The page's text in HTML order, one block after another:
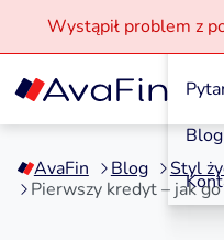
Przejdź
treści
Wystąpił problem z
Jak
Blog
AvaFin Blog
Styl
Pierwszy kredyt – jak